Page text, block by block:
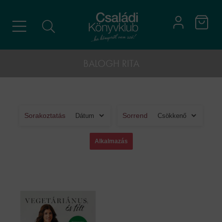
Sorakoztatás Sorrend